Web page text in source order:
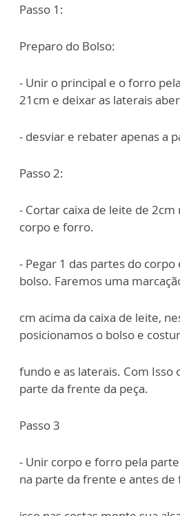
Passo 1:
Preparo do Bolso:
- Unir o principal e o forro
21cm e deixar as laterais
- desviar e rebater apenas a
Passo 2:
- Cortar caixa de leite de 2cm
corpo e forro.
- Pegar 1 das partes do
bolso. Faremos uma
cm acima da caixa de leite,
posicionamos o bolso e
fundo e as laterais. Com Isso
parte da frente da peça.
Passo 3
- Unir corpo e forro pela
na parte da frente e antes de